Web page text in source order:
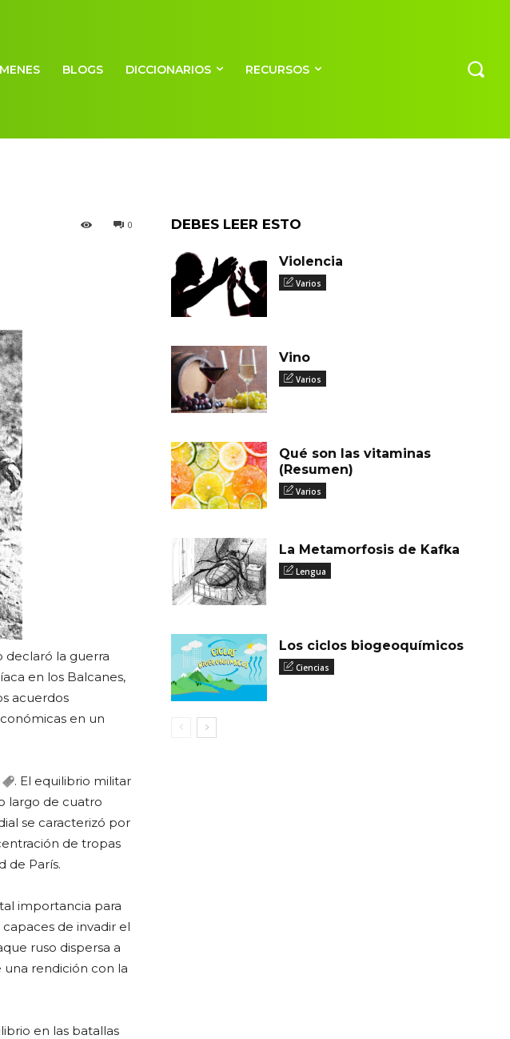
BLOGS DICCIONARIOS RECURSOS
0
declaró la guerra
en los Balcanes,
acuerdos
en un
. El equilibrio militar
largo de cuatro
se caracterizó por
de tropas
de París.
importancia para
de invadir el
ruso dispersa a
una rendición con la
en las batallas
DEBES LEER ESTO
Violencia
Varios
Vino
Varios
Qué son las vitaminas
(Resumen)
Varios
La Metamorfosis de Kafka
Lengua
Los ciclos biogeoquímicos
Ciencias